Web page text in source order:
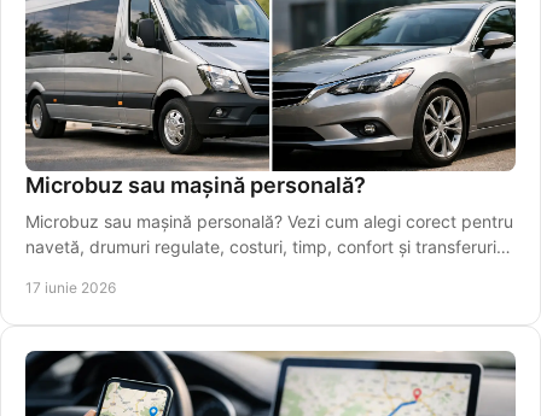
Microbuz sau mașină personală?
Microbuz sau mașină personală? Vezi cum alegi corect pentru
navetă, drumuri regulate, costuri, timp, confort și transferuri
17 iunie 2026